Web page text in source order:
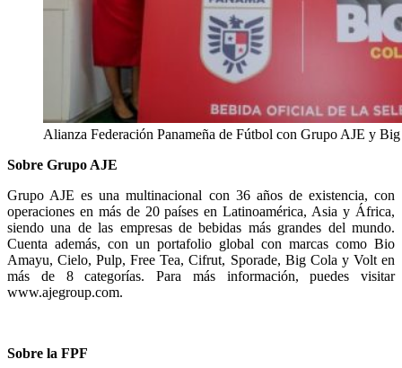
Alianza Federación Panameña de Fútbol con Grupo AJE y
Sobre Grupo AJE
Grupo AJE es una multinacional con 36 años de existencia, con
operaciones en más de 20 países en Latinoamérica, Asia y África,
siendo una de las empresas de bebidas más grandes del mundo.
Cuenta además, con un portafolio global con marcas como Bio
Amayu, Cielo, Pulp, Free Tea, Cifrut, Sporade, Big Cola y Volt en
más de 8 categorías. Para más información, puedes visitar
www.ajegroup.com.
Sobre la FPF